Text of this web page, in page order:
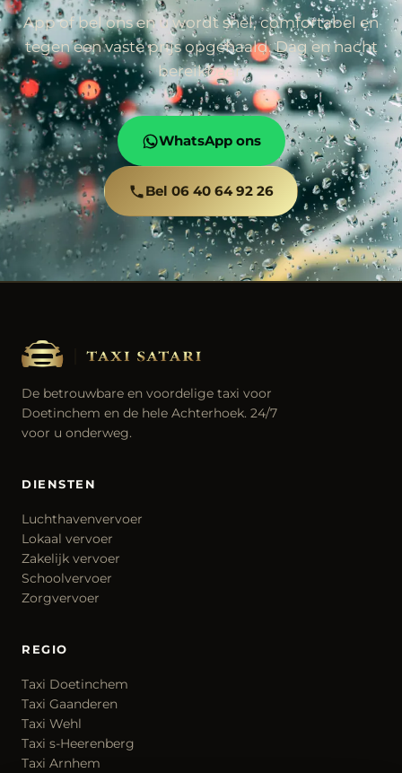
App of bel ons en u wordt snel, comfortabel en
tegen een vaste prijs opgehaald. Dag en nacht
bereikbaar.
WhatsApp ons
Bel 06 40 64 92 26
De betrouwbare en voordelige taxi voor
Doetinchem en de hele Achterhoek. 24/7
voor u onderweg.
DIENSTEN
Luchthavenvervoer
Lokaal vervoer
Zakelijk vervoer
Schoolvervoer
Zorgvervoer
REGIO
Taxi Doetinchem
Taxi Gaanderen
Taxi Wehl
Taxi s-Heerenberg
Taxi Arnhem